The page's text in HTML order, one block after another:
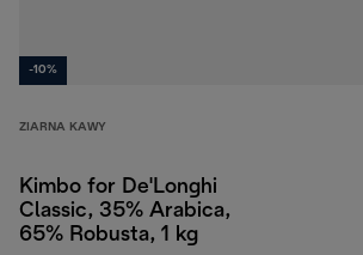
-10%
ZIARNA KAWY
Kimbo for De'Longhi
Classic, 35% Arabica,
65% Robusta, 1 kg